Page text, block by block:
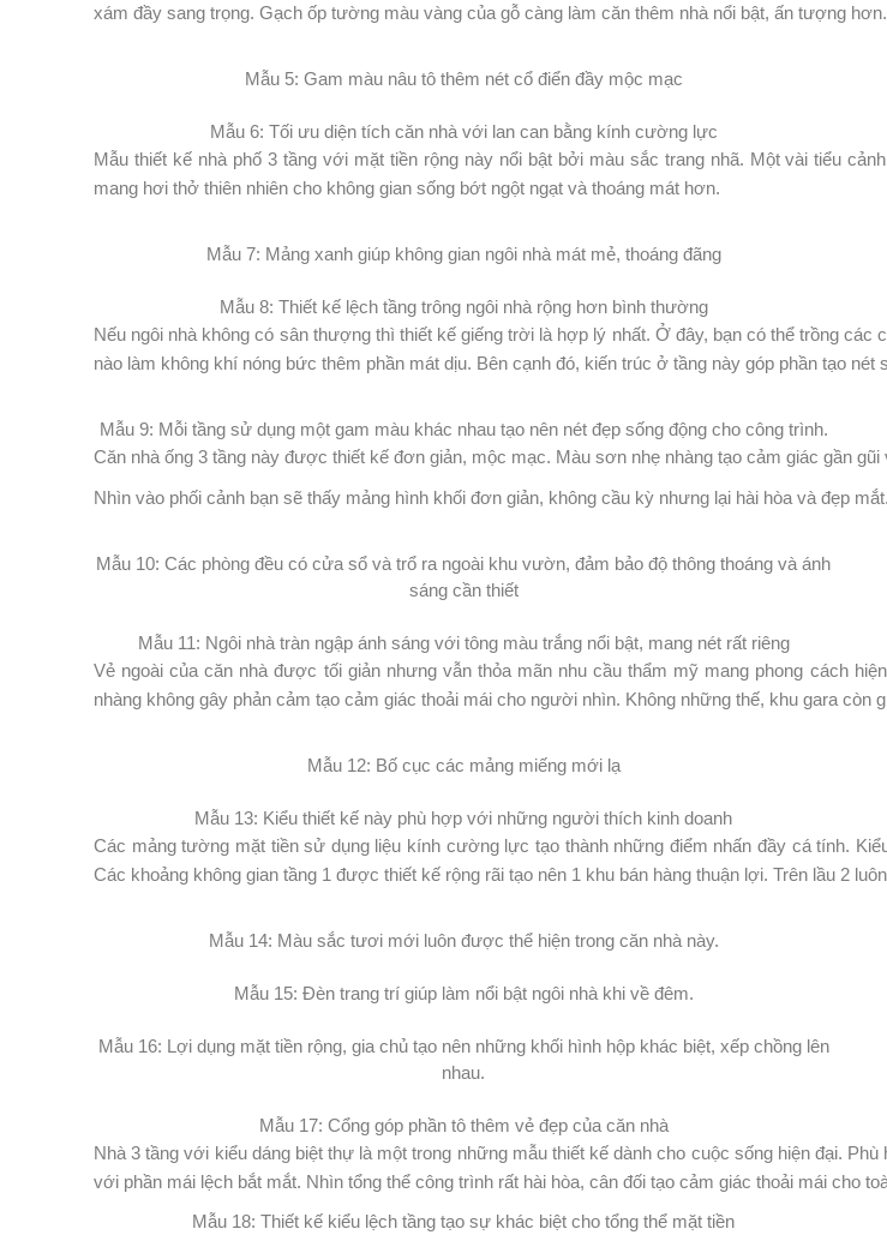
xám đầy sang trọng. Gạch ốp tường màu vàng của gỗ càng làm căn thêm nhà nổi bật, ấn tượng hơn.
Mẫu 5: Gam màu nâu tô thêm nét cổ điển đầy mộc mạc
Mẫu 6: Tối ưu diện tích căn nhà với lan can bằng kính cường lực
Mẫu thiết kế nhà phố 3 tầng với mặt tiền rộng này nổi bật bởi màu sắc trang nhã. Một vài tiểu
mang hơi thở thiên nhiên cho không gian sống bớt ngột ngạt và thoáng mát hơn.
Mẫu 7: Mảng xanh giúp không gian ngôi nhà mát mẻ, thoáng đãng
Mẫu 8: Thiết kế lệch tầng trông ngôi nhà rộng hơn bình thường
Nếu ngôi nhà không có sân thượng thì thiết kế giếng trời là hợp lý nhất. Ở đây, bạn có thể trồng
nào làm không khí nóng bức thêm phần mát dịu. Bên cạnh đó, kiến trúc ở tầng này góp phần tạo nét
Mẫu 9: Mỗi tầng sử dụng một gam màu khác nhau tạo nên nét đẹp sống động cho công trình.
Căn nhà ống 3 tầng này được thiết kế đơn giản, mộc mạc. Màu sơn nhẹ nhàng tạo cảm giác gần gũi
Nhìn vào phối cảnh bạn sẽ thấy mảng hình khối đơn giản, không cầu kỳ nhưng lại hài hòa và đẹp mắt.
Mẫu 10: Các phòng đều có cửa sổ và trổ ra ngoài khu vườn, đảm bảo độ thông thoáng và ánh
sáng cần thiết
Mẫu 11: Ngôi nhà tràn ngập ánh sáng với tông màu trắng nổi bật, mang nét rất riêng
Vẻ ngoài của căn nhà được tối giản nhưng vẫn thỏa mãn nhu cầu thẩm mỹ mang phong cách
nhàng không gây phản cảm tạo cảm giác thoải mái cho người nhìn. Không những thế, khu gara còn
Mẫu 12: Bố cục các mảng miếng mới lạ
Mẫu 13: Kiểu thiết kế này phù hợp với những người thích kinh doanh
Các mảng tường mặt tiền sử dụng liệu kính cường lực tạo thành những điểm nhấn đầy cá tính.
Các khoảng không gian tầng 1 được thiết kế rộng rãi tạo nên 1 khu bán hàng thuận lợi. Trên lầu 2
Mẫu 14: Màu sắc tươi mới luôn được thể hiện trong căn nhà này.
Mẫu 15: Đèn trang trí giúp làm nổi bật ngôi nhà khi về đêm.
Mẫu 16: Lợi dụng mặt tiền rộng, gia chủ tạo nên những khối hình hộp khác biệt, xếp chồng lên
nhau.
Mẫu 17: Cổng góp phần tô thêm vẻ đẹp của căn nhà
Nhà 3 tầng với kiểu dáng biệt thự là một trong những mẫu thiết kế dành cho cuộc sống hiện đại.
với phần mái lệch bắt mắt. Nhìn tổng thể công trình rất hài hòa, cân đối tạo cảm giác thoải mái cho
Mẫu 18: Thiết kế kiểu lệch tầng tạo sự khác biệt cho tổng thể mặt tiền